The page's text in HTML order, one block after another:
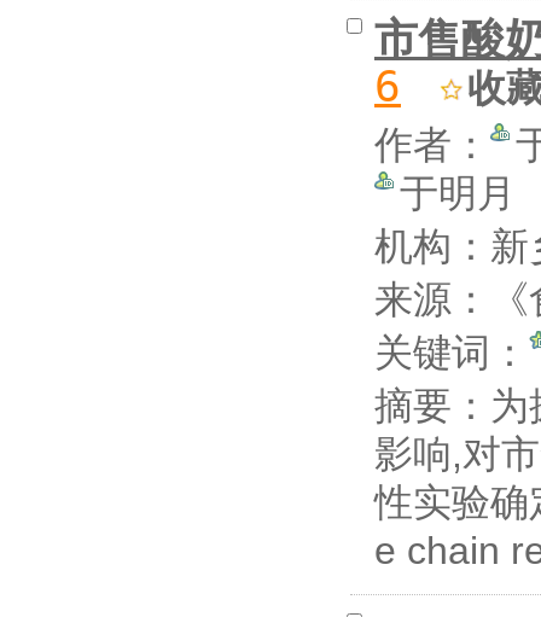
市售酸
6
收
作者：
于明月
机构：新
来源：
关键词：
摘要： 为
影响,对
性实验确
e chain